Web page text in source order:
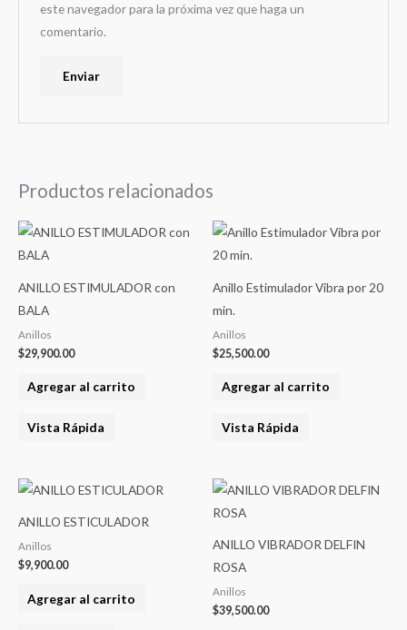
este navegador para la próxima vez que haga un
comentario.
Productos relacionados
ANILLO ESTIMULADOR con
BALA
Anillos
$29,900.00
Agregar al carrito
Vista Rápida
Anillo Estimulador Vibra por 20
min.
Anillos
$25,500.00
Agregar al carrito
Vista Rápida
ANILLO ESTICULADOR
Anillos
$9,900.00
Agregar al carrito
ANILLO VIBRADOR DELFIN
ROSA
Anillos
$39,500.00